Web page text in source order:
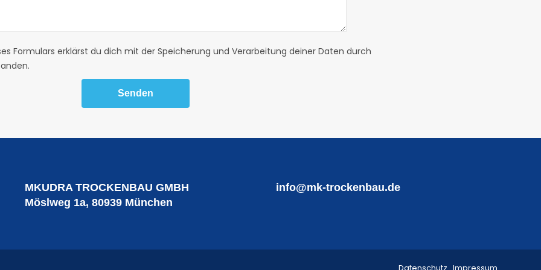
Formulars erklärst du dich mit der Speicherung und Verarbeitung deiner Daten durch
MKUDRA TROCKENBAU GMBH
Möslweg 1a, 80939 München
info@mk-trockenbau.de
Datenschutz Impressum